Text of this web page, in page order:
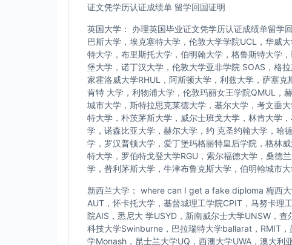
证文凭学历认证成绩单 留学回国证明
英国大学： 办理英国毕业证文凭学历认证成绩单留学
巴斯大学，埃克塞特大学，伦敦大学学院UCL，华威
特大学，布里斯托大学，伯明翰大学，格鲁斯特大学
堡大学，诺丁汉大学，伦敦大学亚非学院 SOAS，格
家霍洛威大学RHUL，阿斯顿大学，利兹大学，萨塞
肯特 大学，利物浦大学，伦敦玛丽女王学院QMUL，
城市大学，斯特拉思克莱德大学，基尔大学，考文垂
特大学，朴茨茅斯大学，威尔士班戈大学，林肯大学
学，诺森比亚大学，赫尔大学，约 克圣约翰大学，哈
学，罗汉普顿大学，爱丁堡玛格丽特皇后学院，格林
特大学，罗伯特戈登大学RGU，索尔福德大学，桑德
学，普利茅斯大学，牛津布鲁克斯大学，伯明翰城市
新西兰大学： where can I get a fake diploma 梅西
AUT，怀卡托大学，基督城理工学院CPIT，马努卡理
院AIS，悉尼大 学USYD，新南威尔士大学UNSW，
科技大学Swinburne，巴拉瑞特大学ballarat，RMIT
学Monash，昆士兰大学UQ，西澳大学UWA，澳大